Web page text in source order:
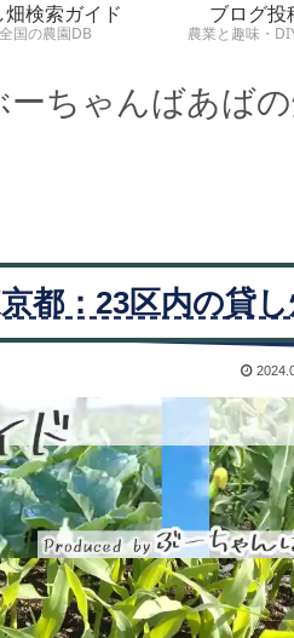
ーちゃんばあばの
畑検索ガイド
全国の農園DB
ブログ投
農業と趣味・
都：23区内の貸し